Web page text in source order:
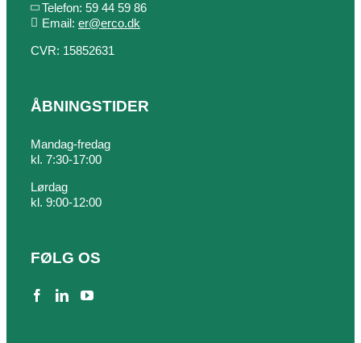
Telefon: 59 44 59 86
Email: er@erco.dk
CVR: 15852631
ÅBNINGSTIDER
Mandag-fredag
kl. 7:30-17:00
Lørdag
kl. 9:00-12:00
FØLG OS